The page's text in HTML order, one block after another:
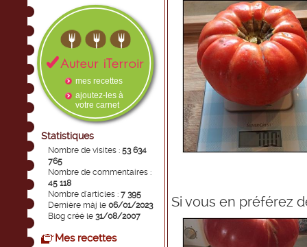
mes recettes
ajoutez-les à
votre carnet
Statistiques
Nombre de visites : 53 634
765
Nombre de commentaires :
45 118
Nombre d'articles : 7 395
Dernière màj le 06/01/2023
Blog créé le 31/08/2007
Mes recettes
Si vous en préférez